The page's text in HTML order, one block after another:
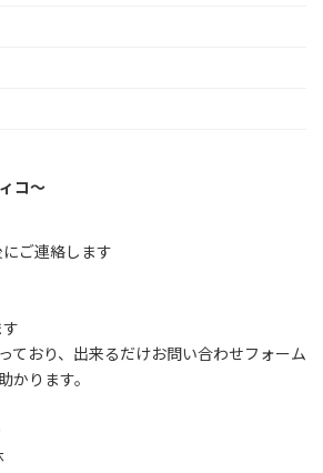
コ～
ご連絡します
ており、出来るだけお問い合わせフォーム
かります。